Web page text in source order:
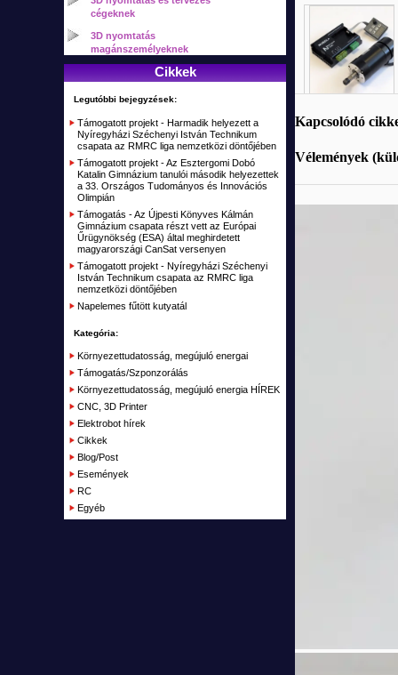
Napelemes MC4 csatlakozók
Nyomókapcsoló - Lábkapcsoló
Kábelek, csatlakozók, szerelékek
Kábel szerelékek
Vegyes csatlakozók
Csatlakozó
Indukciós hevítő, fűtés
Tűzkő, magnézium
Pára, Köd
Fűtőelem, Fűtőpatron
Elektromos bicikli
RC Autók
RC Tankok
RC Drón, Multikopter, Quadcopter, Hexacopter
RC Helikopter
RC Hajók, csónakok, vitorlások
Szimulátorok
Távirányítók, vevők RC
Akku töltők, adapterek
Alkatrészek, Tuning
Kiegészítők, Építőanyag
Elemek, akkumulátorok
Plusz
Kifutott termékek
Garázs
cégeknek
3D nyomtatás
magánszemélyeknek
Cikkek
Legutóbbi bejegyzések:
Támogatott projekt - Harmadik helyezett a
Nyíregyházi Széchenyi István Technikum
csapata az RMRC liga nemzetközi döntőjében
Támogatott projekt - Az Esztergomi Dobó
Katalin Gimnázium tanulói második helyezettek
a 33. Országos Tudományos és Innovációs
Olimpián
Támogatás - Az Újpesti Könyves Kálmán
Gimnázium csapata részt vett az Európai
Űrügynökség (ESA) által meghirdetett
magyarországi CanSat versenyen
Támogatott projekt - Nyíregyházi Széchenyi
István Technikum csapata az RMRC liga
nemzetközi döntőjében
Napelemes fűtött kutyatál
Kategória:
Környezettudatosság, megújuló energai
Támogatás/Szponzorálás
Környezettudatosság, megújuló energia HÍREK
CNC, 3D Printer
Elektrobot hírek
Cikkek
Blog/Post
Események
RC
Egyéb
Kapcsolódó
Vélemények